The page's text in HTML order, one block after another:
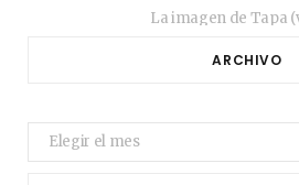
ARCHIVO
Archivo